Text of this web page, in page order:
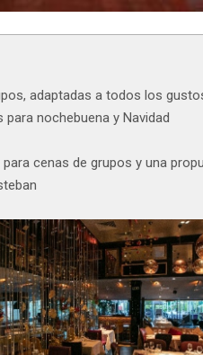
adaptadas a todos los
nochebuena y Navidad
cenas de grupos y una